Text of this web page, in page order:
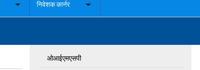
Toggle
submenu
निवेशक कार्नर
submenu
ओआईएमएसपी